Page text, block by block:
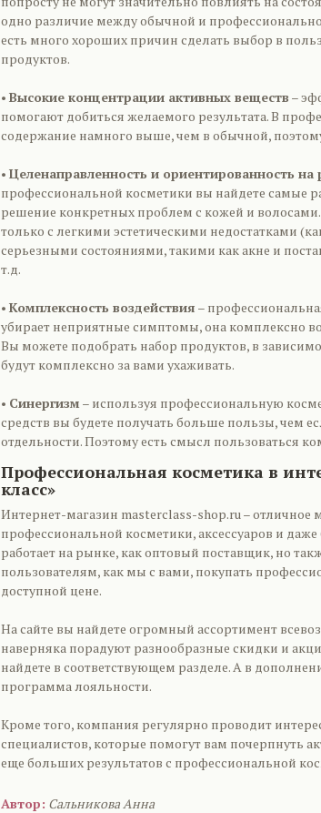
одно различие между обычной и
есть много хороших причин сделать выбор в
продуктов.
• Высокие концентрации активных веществ –
помогают добиться желаемого результата. В
содержание намного выше, чем в обычной,
• Целенаправленность и ориентированность на
профессиональной косметики вы найдете самые
решение конкретных проблем с кожей и
только с легкими эстетическими недостатками
серьезными состояниями, такими как акне и
т.д.
• Комплексность воздействия –
убирает неприятные симптомы, она комплексно
Вы можете подобрать набор продуктов, в
будут комплексно за вами ухаживать.
• Синергизм – используя профессиональную
средств вы будете получать больше пользы, чем
отдельности. Поэтому есть смысл пользоваться
Профессиональная косметика в
класс»
Интернет-магазин masterclass-shop.ru – отличное
профессиональной косметики, аксессуаров и
работает на рынке, как оптовый поставщик, но
пользователям, как мы с вами, покупать
доступной цене.
На сайте вы найдете огромный ассортимент
наверняка порадуют разнообразные скидки и
найдете в соответствующем разделе. А в
программа лояльности.
Кроме того, компания регулярно проводит
специалистов, которые помогут вам почерпнуть
еще больших результатов с профессиональной
Автор: Сальникова Анна